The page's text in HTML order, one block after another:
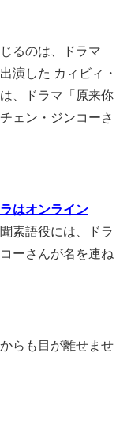
るのは、ドラマ
演した カィビィ・
、ドラマ「原来你
ェン・ジンコーさ
はオンライン
素語役には、ドラ
ーさんが名を連ね
らも目が離せませ